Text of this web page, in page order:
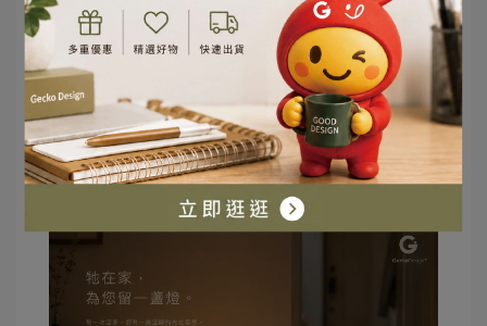
而是把一個看不見的情感，
變成一件摸得到、看得到，
每天都能陪伴人的產品。
因為真正打動人的，
從來不是設計師。